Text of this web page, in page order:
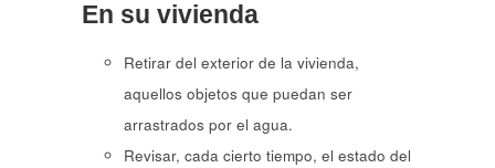
En su vivienda
Retirar del exterior de la vivienda,
aquellos objetos que puedan ser
arrastrados por el agua.
Revisar, cada cierto tiempo, el estado del